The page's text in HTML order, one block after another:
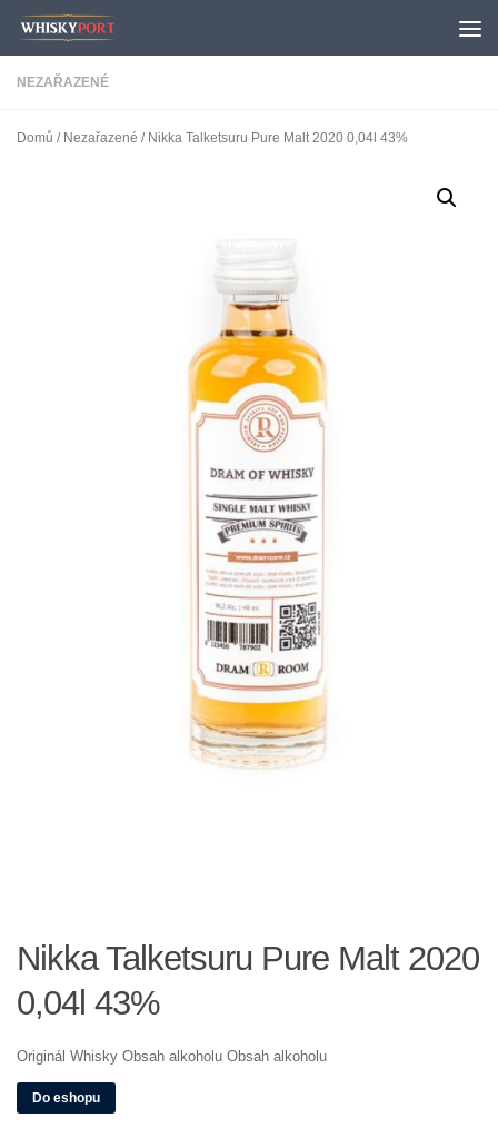
Skip to content
NEZAŘAZENÉ
Domů / Nezařazené / Nikka Talketsuru Pure Malt 2020 0,04l 43%
Nikka Talketsuru Pure Malt 2020
0,04l 43%
Originál Whisky Obsah alkoholu Obsah alkoholu
Do eshopu